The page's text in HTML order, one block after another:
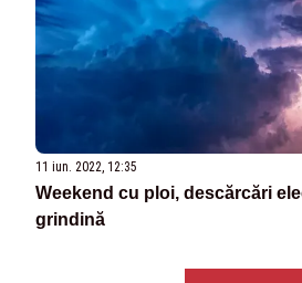
11 iun. 2022, 12:35
Weekend cu ploi, descărcări
grindină